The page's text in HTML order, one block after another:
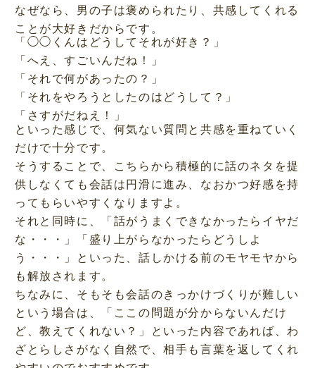
なぜなら、男の子は褒められたり、共感してくれる
ことが大好きだからです。
「◯◯くんはどうしてそれが好き？」
「へえ、すごいんだね！」
「それで何があったの？」
「それをやろうとしたのはどうして？」
「さすがだねえ！」
といった感じで、何気ない質問と共感を重ねていく
だけで十分です。
そうすることで、こちらから積極的に話のネタを提
供しなくても会話は円滑に進み、なおかつ好感を持
ってもらいやすくなりますよ。
それと同時に、「話がうまくできなかったらイヤだ
な・・・」「盛り上がらなかったらどうしよ
う・・・」といった、話しかける前のモヤモヤから
も解放されます。
ちなみに、そもそも会話のきっかけづくりが難しい
という場合は、「ここの問題が分からないんだけ
ど、教えてくれない？」といった内容であれば、わ
ざとらしさがなく自然で、相手も言葉を返してくれ